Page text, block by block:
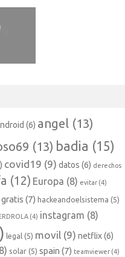
(6) angel (13)
(13) badia (15)
covid19 (9) datos (6) derechos
(12) Europa (8) evitar (4)
gratis (7) hackeandoelsistema (5)
(4) instagram (8)
legal (5) movil (9) netflix(6)
solar (5) spain (7) teamviewer (4)